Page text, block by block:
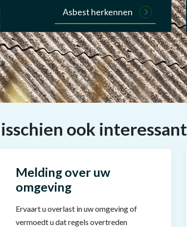
Asbest herkennen
ook interessant
Melding over uw
omgeving
Ervaart u overlast in uw omgeving of
vermoedt u dat regels overtreden